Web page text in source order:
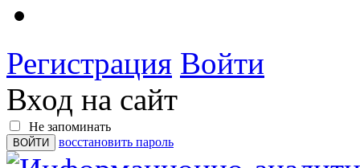
Регистрация Войти
Вход на сайт
Не запоминать
восстановить пароль